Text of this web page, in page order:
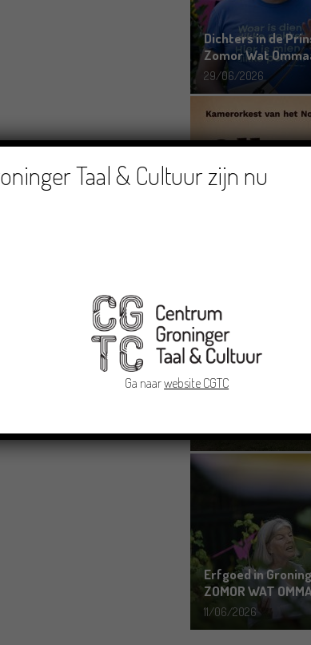
Dichters in de
Zomor Wat
29/06/2026
Crowdfunding
kinderboek met
Oldenburg rond
19/06/2026
Erfgoed in
ZOMOR WAT
11/06/2026
Taal & Cultuur zijn nu
Ga naarwebsite CGTC